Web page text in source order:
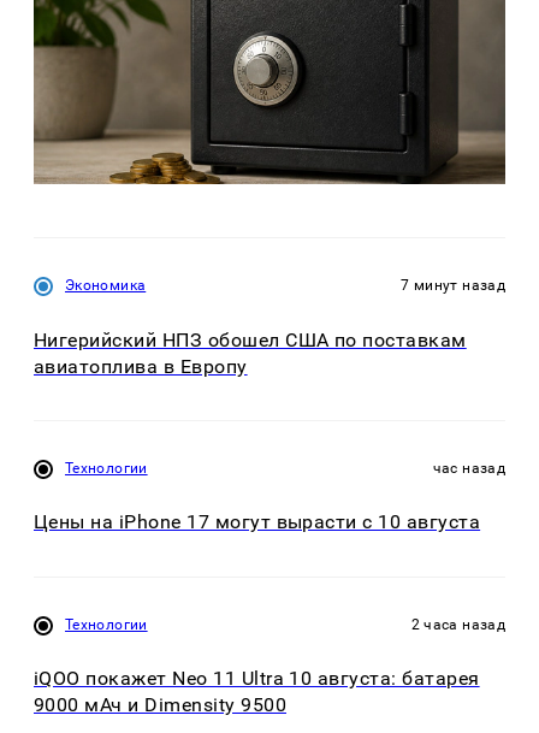
Экономика 7 минут назад
Нигерийский НПЗ обошел США по поставкам
авиатоплива в Европу
Технологии час назад
Цены на iPhone 17 могут вырасти с 10 августа
Технологии 2 часа назад
iQOO покажет Neo 11 Ultra 10 августа: батарея
9000 мАч и Dimensity 9500